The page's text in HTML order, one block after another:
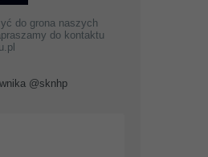
do grona naszych
do kontaktu
@sknhp